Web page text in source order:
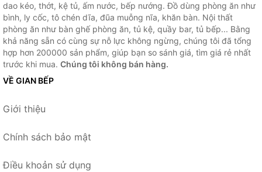
dao kéo, thớt, kệ tủ, ấm nước, bếp nướng. Đồ dùng phòng ăn như
bình, ly cốc, tô chén dĩa, đũa muỗng nĩa, khăn bàn. Nội thất
phòng ăn như bàn ghế phòng ăn, tủ kệ, quầy bar, tủ bếp... Bằng
khả năng sẵn có cùng sự nỗ lực không ngừng, chúng tôi đã tổng
hợp hơn 200000 sản phẩm, giúp bạn so sánh giá, tìm giá rẻ nhất
trước khi mua. Chúng tôi không bán hàng.
VỀ GIAN BẾP
Giới thiệu
Chính sách bảo mật
Điều khoản sử dụng